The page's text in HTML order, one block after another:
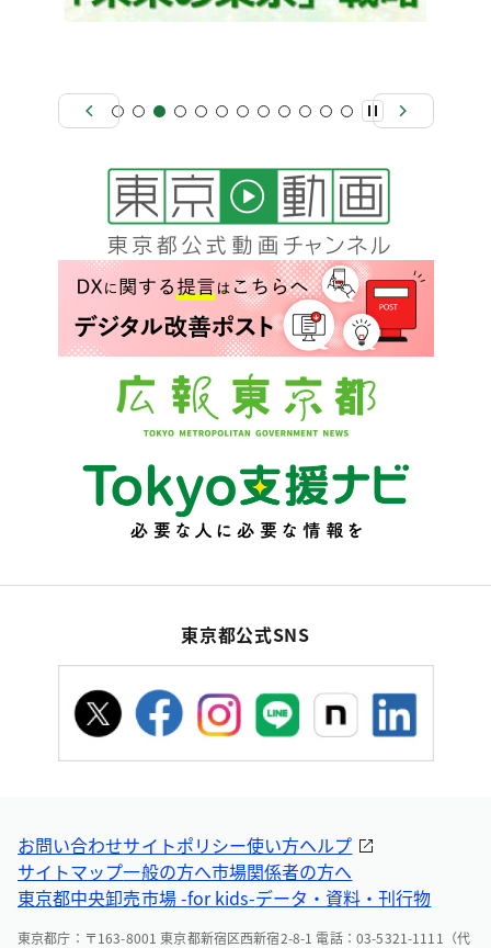
東京都公式SNS
お問い合わせサイトポリシー使い方ヘルプ
サイトマップ一般の方へ市場関係者の方へ
東京都中央卸売市場 -for kids-データ・資料・刊行物
東京都庁：〒163-8001 東京都新宿区西新宿2-8-1 電話：03-5321-1111（代